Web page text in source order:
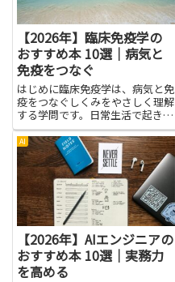
【2026年】臨床免疫学の
おすすめ本 10選｜病気と
免疫をつなぐ
はじめに臨床免疫学は、病気と免
疫をつなぐしくみをやさしく理解
する学問です。日常生活で起きる
感染症の成り立ちや、アレルギ
ー、自己免疫のしくみを身近な例
で学ぶと、体の働きが見えるよう
になります。難しい専門語も段階
的に説明される本を選べば、読み
進...
AI
【2026年】AIエンジニアの
おすすめ本 10選｜実務力
を高める